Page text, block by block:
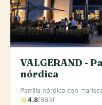
VALGERAND -
nórdica
Parrilla nórdica con
star4.8(663)